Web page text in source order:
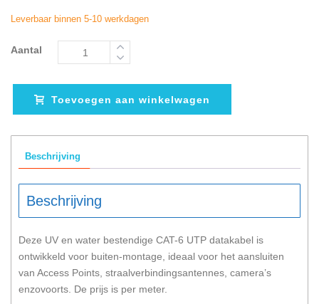
Leverbaar binnen 5-10 werkdagen
Aantal
Toevoegen aan winkelwagen
Beschrijving
Beschrijving
Deze UV en water bestendige CAT-6 UTP datakabel is
ontwikkeld voor buiten-montage, ideaal voor het aansluiten
van Access Points, straalverbindingsantennes, camera’s
enzovoorts. De prijs is per meter.